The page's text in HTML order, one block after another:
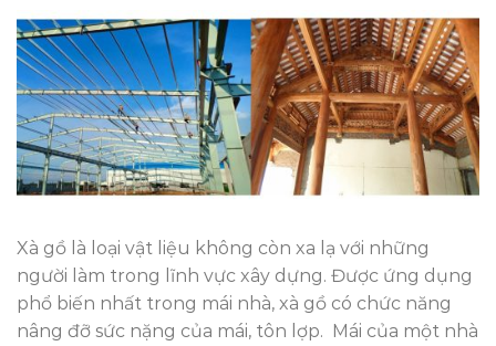
Xà gồ là loại vật liệu không còn xa lạ với những
người làm trong lĩnh vực xây dựng. Được ứng dụng
phổ biến nhất trong mái nhà, xà gồ có chức năng
nâng đỡ sức nặng của mái, tôn lợp. Mái của một nhà